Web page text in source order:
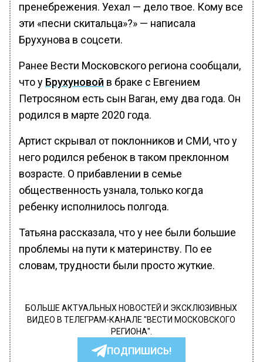
пренебрежения. Уехал — дело твое. Кому все
эти «песни скитальца»?» — написала
Брухунова в соцсети.
Ранее Вести Московского региона сообщали,
что у Брухуновой в браке с Евгением
Петросяном есть сын Ваган, ему два года. Он
родился в марте 2020 года.
Артист скрывал от поклонников и СМИ, что у
него родился ребенок в таком преклонном
возрасте. О прибавлении в семье
общественность узнала, только когда
ребенку исполнилось полгода.
Татьяна рассказала, что у нее были большие
проблемы на пути к материнству. По ее
словам, трудности были просто жуткие.
БОЛЬШЕ АКТУАЛЬНЫХ НОВОСТЕЙ И ЭКСКЛЮЗИВНЫХ
ВИДЕО В ТЕЛЕГРАМ-КАНАЛЕ "ВЕСТИ МОСКОВСКОГО
РЕГИОНА".
ПОДПИШИСЬ!